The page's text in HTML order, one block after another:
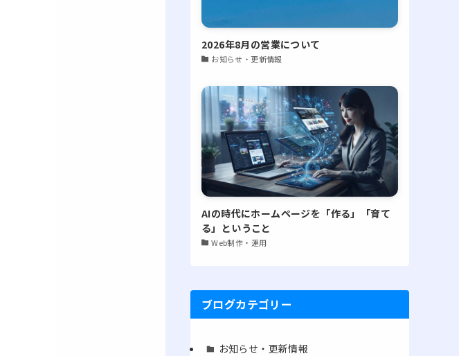
2026年8月の営業について
お知らせ・更新情報
AIの時代にホームページを「作る」「育て
る」ということ
Web制作・運用
ブログカテゴリー
お知らせ・更新情報